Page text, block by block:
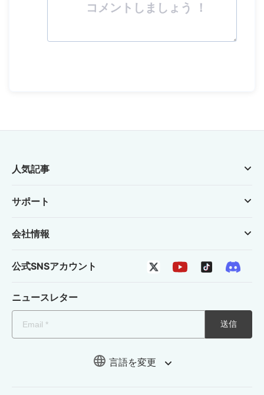
コメントしましょう ！
言語を変更
人気記事
サポート
会社情報
公式SNSアカウント
ニュースレター
送信